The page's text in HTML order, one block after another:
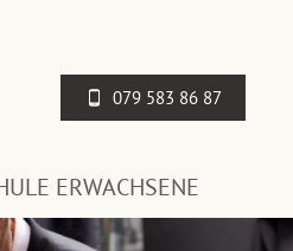
079 583 86 87
ERWACHSENE